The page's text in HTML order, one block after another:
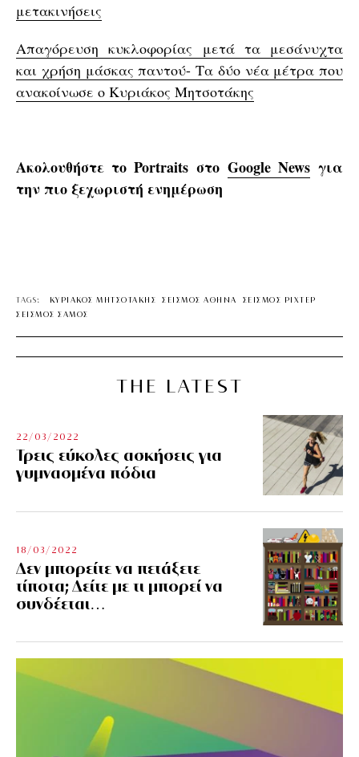
μετακινήσεις
Απαγόρευση κυκλοφορίας μετά τα μεσάνυχτα
και χρήση μάσκας παντού- Τα δύο νέα μέτρα που
ανακοίνωσε ο Κυριάκος Μητσοτάκης
Ακολουθήστε το Portraits στο Google Newsγια
την πιο ξεχωριστή ενημέρωση
TAGS: ΚΥΡΙΑΚΟΣ ΜΗΤΣΟΤΑΚΗΣ ΣΕΙΣΜΟΣ ΑΘΗΝΑ
ΣΕΙΣΜΟΣ ΡΙΧΤΕΡ
ΣΕΙΣΜΟΣ ΣΑΜΟΣ
THE LATEST
22/03/2022
Τρεις εύκολες ασκήσεις για
γυμνασμένα πόδια
18/03/2022
Δεν μπορείτε να πετάξετε
τίποτα; Δείτε με τι μπορεί να
συνδέεται…